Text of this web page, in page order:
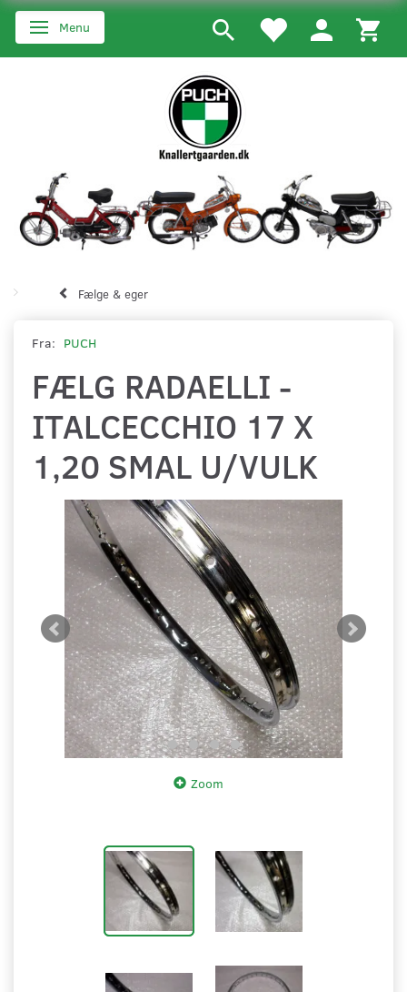
Skifte navigation
Menu
Fælge & eger
Fra: PUCH
FÆLG RADAELLI -
ITALCECCHIO 17 X
1,20 SMAL U/VULK
Zoom